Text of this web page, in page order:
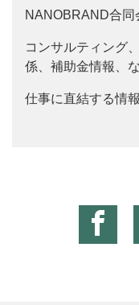
NANOBRAND合同
コンサルティング
係、補助金情報、
仕事に直結する情